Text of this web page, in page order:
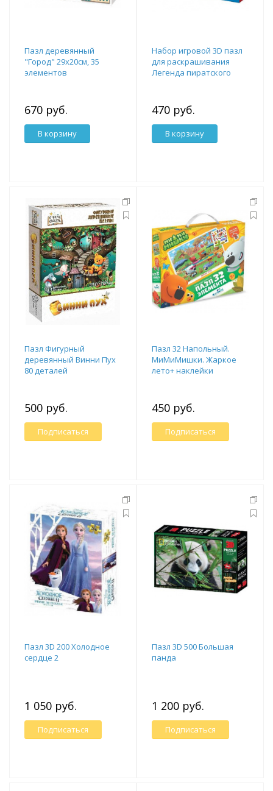
Пазл деревянный
"Город" 29х20см, 35
элементов
670 руб.
В корзину
Набор игровой 3D пазл
для раскрашивания
Легенда пиратского
470 руб.
В корзину
Пазл Фигурный
деревянный Винни Пух
80 деталей
500 руб.
Подписаться
Пазл 32 Напольный.
МиМиМишки. Жаркое
лето+ наклейки
450 руб.
Подписаться
Пазл 3D 200 Холодное
сердце 2
1 050 руб.
Подписаться
Пазл 3D 500 Большая
панда
1 200 руб.
Подписаться